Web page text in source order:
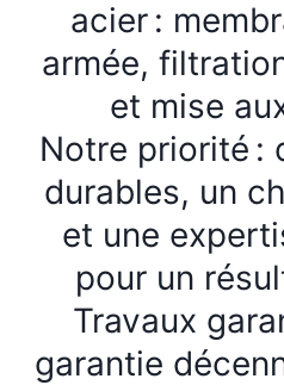
acier :
armée,
et mise
Notre priorité :
durables, un
et une
pour un
Travaux
garantie